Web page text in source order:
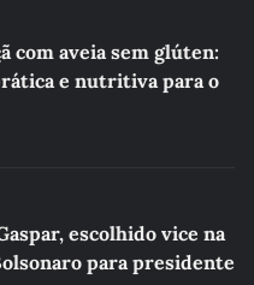
com aveia sem glúten:
e nutritiva para o
escolhido vice na
para presidente